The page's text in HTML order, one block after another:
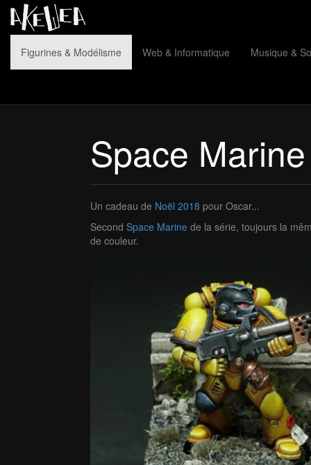
Figurines & Modélisme Web & Informatique Musique &
Space
Un cadeau de Noël 2018 pour Oscar...
Second Space Marine de la série, toujours la
de couleur.